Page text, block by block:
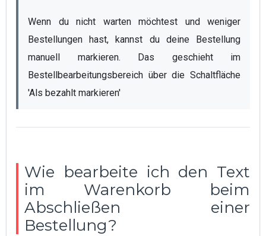
Wenn du nicht warten möchtest und weniger
Bestellungen hast, kannst du deine Bestellung
manuell markieren. Das geschieht im
Bestellbearbeitungsbereich über die Schaltfläche
'Als bezahlt markieren'
Wie bearbeite ich den Text
im Warenkorb beim
Abschließen einer
Bestellung?